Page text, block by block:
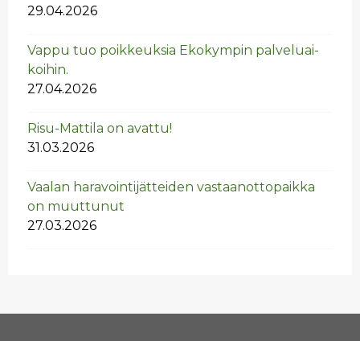
29.04.2026
Vappu tuo poik­keuk­sia Eko­kym­pin pal­ve­luai­
koi­hin.
27.04.2026
Risu-Mat­ti­la on avat­tu!
31.03.2026
Vaa­lan ha­ra­voin­ti­jät­tei­den vas­taan­ot­to­paik­ka
on muut­tu­nut
27.03.2026